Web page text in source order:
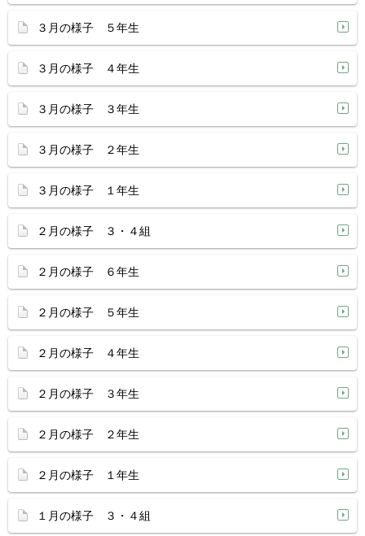
３月の様子 ５年生
３月の様子 ４年生
３月の様子 ３年生
３月の様子 ２年生
３月の様子 １年生
２月の様子 ３・４組
２月の様子 ６年生
２月の様子 ５年生
２月の様子 ４年生
２月の様子 ３年生
２月の様子 ２年生
２月の様子 １年生
１月の様子 ３・４組